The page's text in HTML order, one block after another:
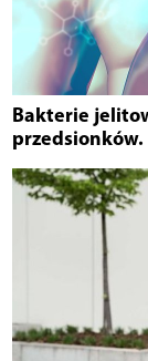
Bakterie